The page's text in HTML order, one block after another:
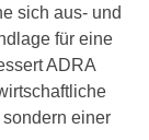
sich aus- und
für eine
ADRA
einer